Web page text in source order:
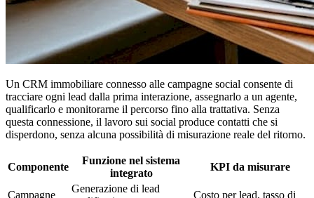
Un CRM immobiliare connesso alle campagne social consente di
tracciare ogni lead dalla prima interazione, assegnarlo a un agente,
qualificarlo e monitorarne il percorso fino alla trattativa. Senza
questa connessione, il lavoro sui social produce contatti che si
disperdono, senza alcuna possibilità di misurazione reale del ritorno.
Componente
Funzione nel sistema
integrato
KPI da misurare
Campagne
Generazione di lead
Costo per lead, tasso di